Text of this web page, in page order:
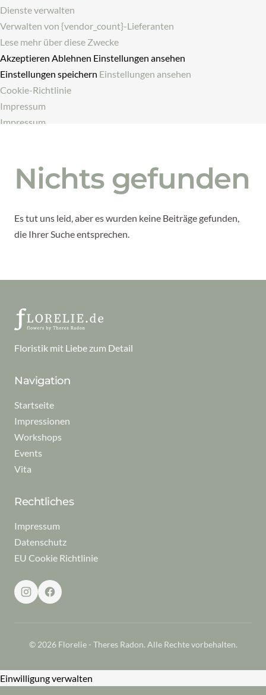
Dienste verwalten
Verwalten von {vendor_count}-Lieferanten
Lese mehr über diese Zwecke
Akzeptieren Ablehnen Einstellungen ansehen
Einstellungen speichern Einstellungen ansehen
Cookie-Richtlinie
Impressum
Impressum
Nichts gefunden
Es tut uns leid, aber es wurden keine Beiträge gefunden,
die Ihrer Suche entsprechen.
Floristik mit Liebe zum Detail
Navigation
Startseite
Impressionen
Workshops
Events
Vita
Rechtliches
Impressum
Datenschutz
EU Cookie Richtlinie
© 2026 Florelie - Theres Radon. Alle Rechte vorbehalten.
Einwilligung verwalten